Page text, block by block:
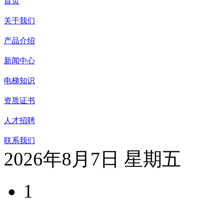
关于我们
产品介绍
新闻中心
电梯知识
资质证书
人才招聘
联系我们
2026年8月7日 星期五
1